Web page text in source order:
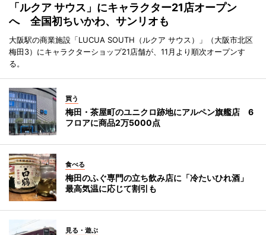
「ルクア サウス」にキャラクター21店オープン
へ 全国初ちいかわ、サンリオも
大阪駅の商業施設「LUCUA SOUTH（ルクア サウス）」（大阪市北区
梅田3）にキャラクターショップ21店舗が、11月より順次オープンす
る。
買う
梅田・茶屋町のユニクロ跡地にアルペン旗艦店 6
フロアに商品2万5000点
食べる
梅田のふぐ専門の立ち飲み店に「冷たいひれ酒」
最高気温に応じて割引も
見る・遊ぶ